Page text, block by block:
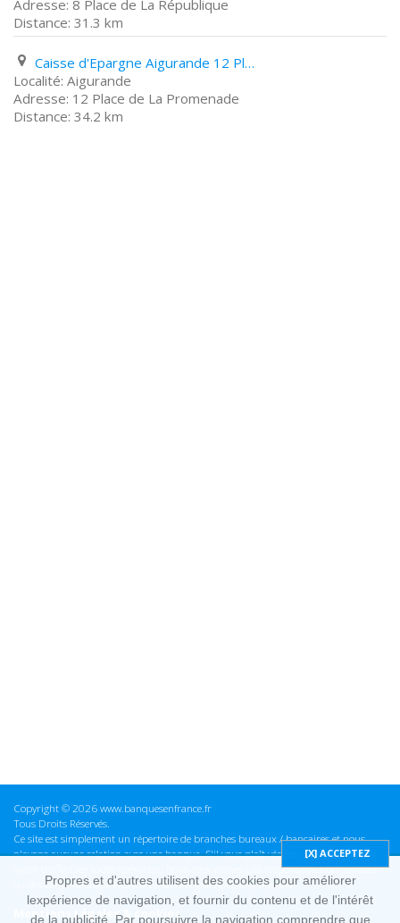
8 Place de La République
31.3 km
Caisse d'Epargne Aigurande 12 Place de La Promenade
Aigurande
12 Place de La Promenade
34.2 km
Copyright © 2026 www.banquesenfrance.fr
Tous Droits Réservés.
Ce site est simplement un répertoire de branches bureaux / bancaires et nous
n'avons aucune relation avec une banque. S'il vous plaît vérifier ces informations
avant d'effectuer toute opération, nous ne sommes pas responsables des erreurs
ou des omissions dans les informations que nous fournissons.
Mentions Légales & cookies
Propres et d'autres utilisent des cookies pour améliorer
lexpérience de navigation, et fournir du contenu et de l'intérêt
de la publicité. Par poursuivre la navigation comprendre que